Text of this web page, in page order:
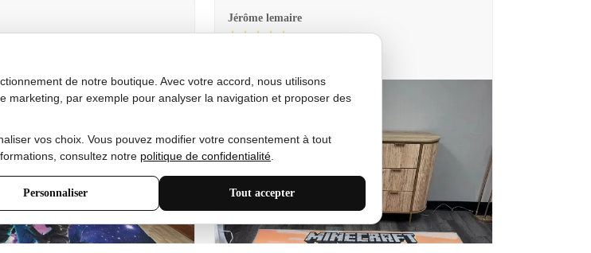
Jérôme lemaire
de notre boutique. Avec votre accord, nous utilisons
marketing, par exemple pour analyser la navigation et proposer des
vos choix. Vous pouvez modifier votre consentement à tout
consultez notre politique de confidentialité
Personnaliser Tout accepter